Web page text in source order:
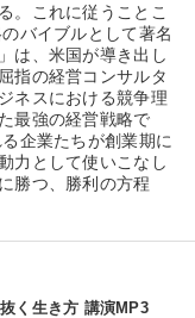
。これに従うことこ
バイブルとして著名
は、米国が導き出し
指の経営コンサルタ
ネスにおける競争理
最強の経営戦略で
企業たちが創業期に
力として使いこなし
勝つ、勝利の方程
く生き方 講演MP3